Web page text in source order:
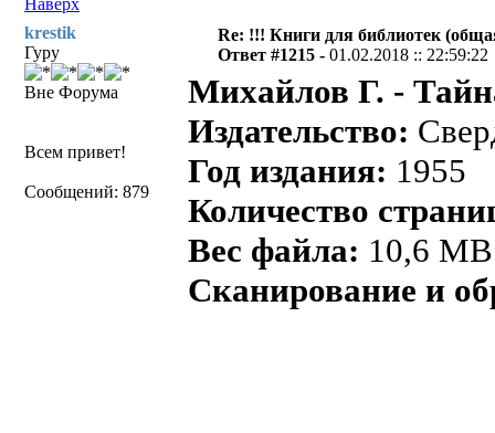
Наверх
krestik
Гуру
Вне Форума
Всем привет!
Сообщений: 879
Re: !!! Книги для библиотек
Ответ #1215 -01.02.2018 :: 22:59:22
Михайлов Г. -
Издательство:
Год издания: 1955
Количество
Вес файла: 10,6 MB
Сканирование и